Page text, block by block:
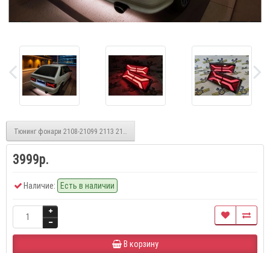
Тюнинг фонари 2108-21099 2113 2114 АК-47
3999р.
Наличие: Есть в наличии
В корзину